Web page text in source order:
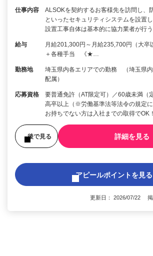
仕事内容
ALSOKを契約するお客様先を訪問し、
といったセキュリティシステムを設置
設置工事自体は基本的に協力業者が行
給与
月給201,300円～月給235,700円（大卒
＋各種手当 《★…
勤務地
埼玉県内各エリアでの勤務 （埼玉県
配属）
応募資格
要普通免許（AT限定可）／60歳未満（
高卒以上（※労働基準法等法令の規定
お持ちでない方は入社までの取得でOK！
後で見る 詳細を見る
アピールポイントを見る
更新日： 2026/07/22 掲